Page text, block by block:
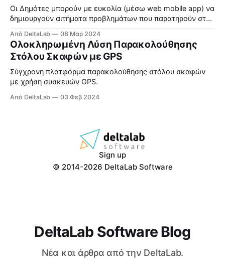
Οι Δημότες μπορούν με ευκολία (μέσω web mobile app) να
δημιουργούν αιτήματα προβλημάτων που παρατηρούν στη
τους.
Από DeltaLab 08 Μαρ 2024
Ολοκληρωμένη Λύση Παρακολούθησης
Στόλου Σκαφών με GPS
Σύγχρονη πλατφόρμα παρακολούθησης στόλου σκαφών
με χρήση συσκευών GPS.
Από DeltaLab 03 Φεβ 2024
Sign up
© 2014-2026 DeltaLab Software
DeltaLab Software Blog
Νέα και άρθρα από την DeltaLab.